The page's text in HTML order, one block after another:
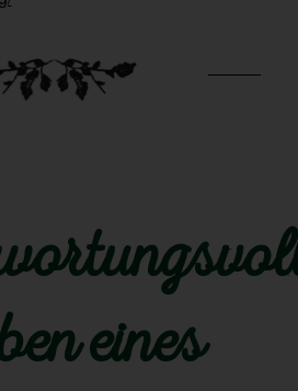
eines